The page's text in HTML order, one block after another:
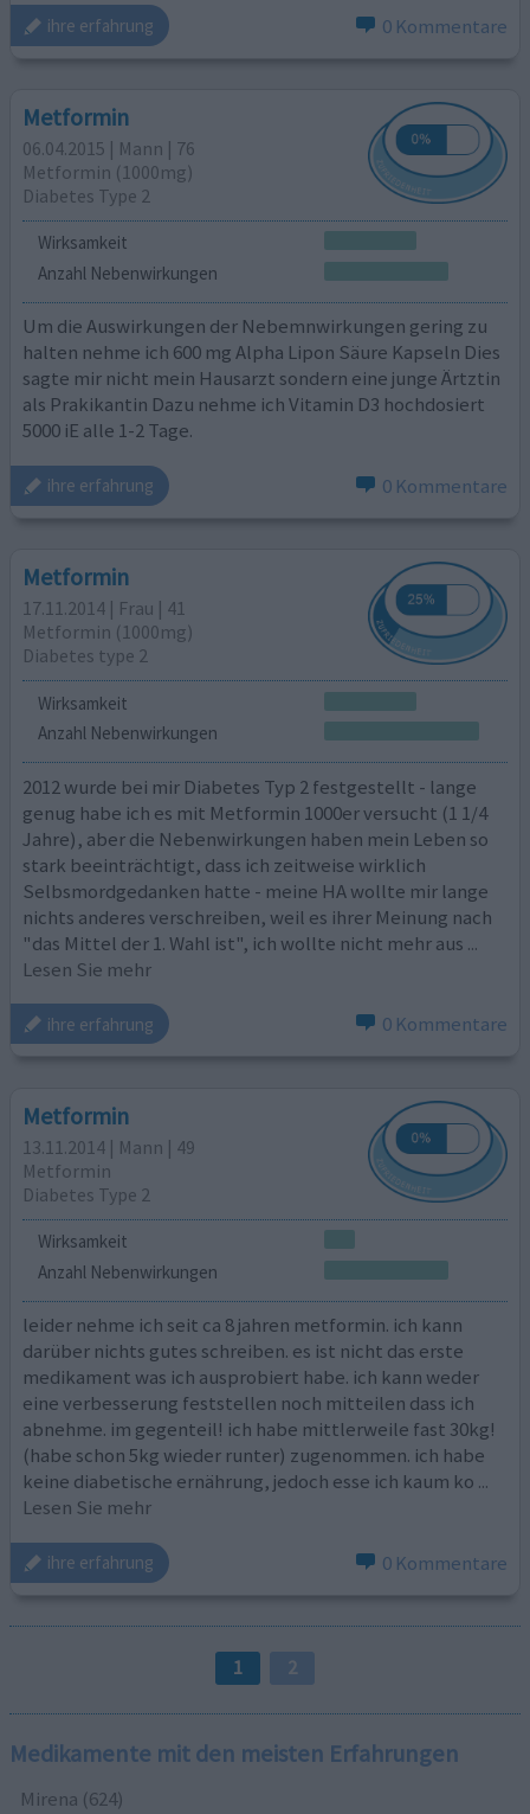
ihre erfahrung 0 Kommentare
Metformin
06.04.2015 | Mann | 76
Metformin (1000mg)
Diabetes Type 2
Wirksamkeit
Anzahl Nebenwirkungen
Um die Auswirkungen der Nebemnwirkungen gering zu
halten nehme ich 600 mg Alpha Lipon Säure Kapseln Dies
sagte mir nicht mein Hausarzt sondern eine junge Ärtztin
als Prakikantin Dazu nehme ich Vitamin D3 hochdosiert
5000 iE alle 1-2 Tage.
ihre erfahrung 0 Kommentare
Metformin
17.11.2014 | Frau | 41
Metformin (1000mg)
Diabetes type 2
Wirksamkeit
Anzahl Nebenwirkungen
2012 wurde bei mir Diabetes Typ 2 festgestellt - lange
genug habe ich es mit Metformin 1000er versucht (1 1/4
Jahre), aber die Nebenwirkungen haben mein Leben so
stark beeinträchtigt, dass ich zeitweise wirklich
Selbsmordgedanken hatte - meine HA wollte mir lange
nichts anderes verschreiben, weil es ihrer Meinung nach
"das Mittel der 1. Wahl ist", ich wollte nicht mehr aus ...
Lesen Sie mehr
ihre erfahrung 0 Kommentare
Metformin
13.11.2014 | Mann | 49
Metformin
Diabetes Type 2
Wirksamkeit
Anzahl Nebenwirkungen
leider nehme ich seit ca 8 jahren metformin. ich kann
darüber nichts gutes schreiben. es ist nicht das erste
medikament was ich ausprobiert habe. ich kann weder
eine verbesserung feststellen noch mitteilen dass ich
abnehme. im gegenteil! ich habe mittlerweile fast 30kg!
(habe schon 5kg wieder runter) zugenommen. ich habe
keine diabetische ernährung, jedoch esse ich kaum ko ...
Lesen Sie mehr
ihre erfahrung 0 Kommentare
1 2
Medikamente mit den meisten Erfahrungen
Mirena (624)